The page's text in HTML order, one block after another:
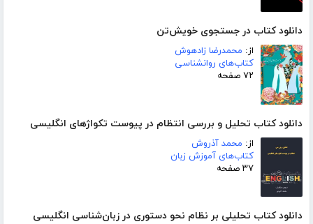
دانلود کتاب در جستجوی خویش‌تن
از: محمدرضا زادهوش
کتاب‌های روانشناسی
۷۲ صفحه
دانلود کتاب تحلیل و بررسی انتظام در پیوست تکواژهای انگلیسی
از: محمد آذروش
کتاب‌های آموزش زبان
۳۷ صفحه
دانلود کتاب تحلیلی بر نظام نحو دستوری در زبان‌شناسی انگلیسی